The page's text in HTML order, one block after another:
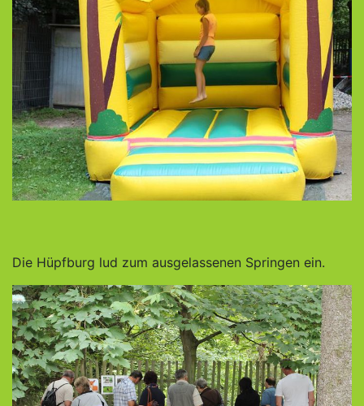
Die Hüpfburg lud zum ausgelassenen Springen ein.